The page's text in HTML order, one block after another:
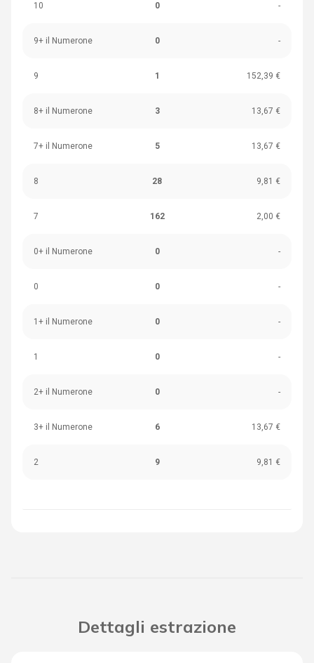
10 0 -
9+ il Numerone 0 -
9 1 152,39 €
8+ il Numerone 3 13,67 €
7+ il Numerone 5 13,67 €
8 28 9,81 €
7 162 2,00 €
0+ il Numerone 0 -
0 0 -
1+ il Numerone 0 -
1 0 -
2+ il Numerone 0 -
3+ il Numerone 6 13,67 €
2 9 9,81 €
Dettagli estrazione